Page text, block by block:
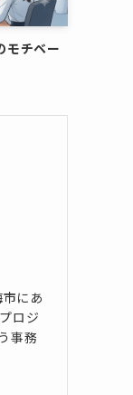
モチベー
にあ
ロジ
事務